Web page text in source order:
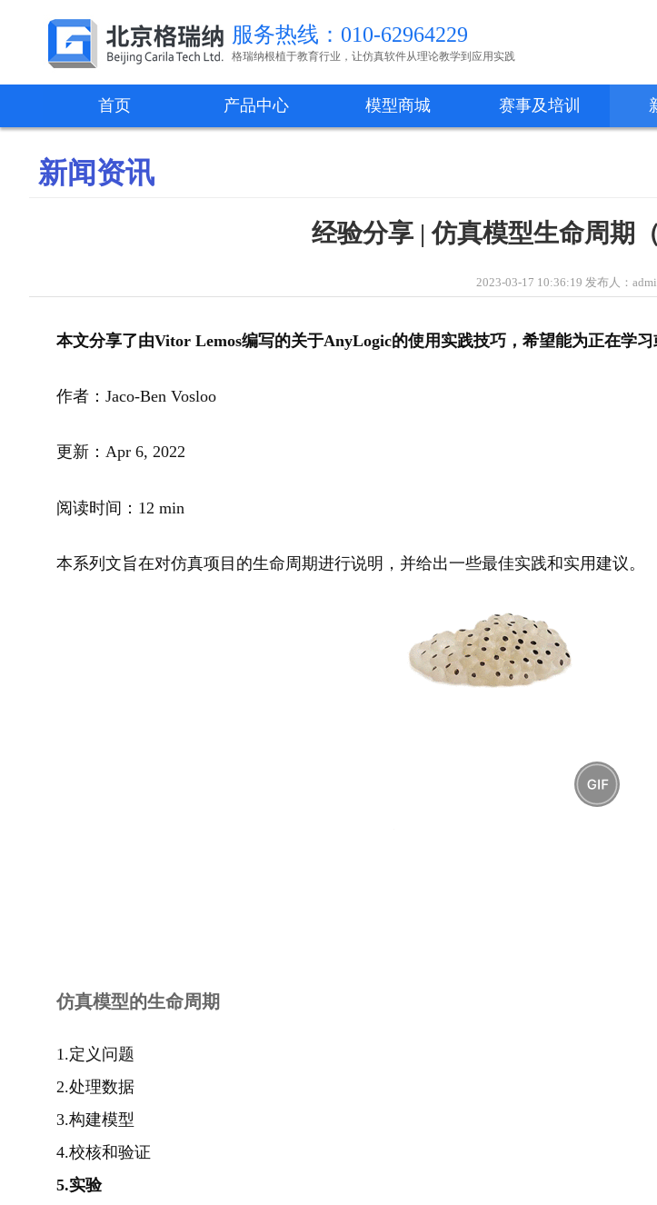
服务热线：010-62964229
格瑞纳根植于教育行业，让仿真软件从理论教学到应用实践
首页 产品中心 模型商城 赛事及培训
新闻资讯
经验分享 | 仿真模型生命周
2023-03-17 10:36:19 发布人：
本文分享了由Vitor Lemos编写的关于AnyLogic的使用实践技巧，希望能为正在学习
作者：Jaco-Ben Vosloo
更新：Apr 6, 2022
阅读时间：12 min
本系列文旨在对仿真项目的生命周期进行说明，并给出一些最佳实践和实用建议。
仿真模型的生命周期
1.定义问题
2.处理数据
3.构建模型
4.校核和验证
5.实验